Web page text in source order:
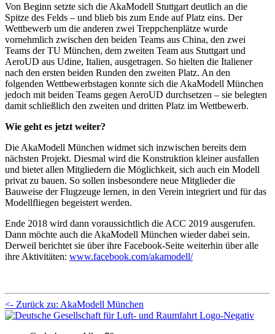
Von Beginn setzte sich die AkaModell Stuttgart deutlich an die
Spitze des Felds – und blieb bis zum Ende auf Platz eins. Der
Wettbewerb um die anderen zwei Treppchenplätze wurde
vornehmlich zwischen den beiden Teams aus China, den zwei
Teams der TU München, dem zweiten Team aus Stuttgart und
AeroUD aus Udine, Italien, ausgetragen. So hielten die Italiener
nach den ersten beiden Runden den zweiten Platz. An den
folgenden Wettbewerbstagen konnte sich die AkaModell München
jedoch mit beiden Teams gegen AeroUD durchsetzen – sie belegten
damit schließlich den zweiten und dritten Platz im Wettbewerb.
Wie geht es jetzt weiter?
Die AkaModell München widmet sich inzwischen bereits dem
nächsten Projekt. Diesmal wird die Konstruktion kleiner ausfallen
und bietet allen Mitgliedern die Möglichkeit, sich auch ein Modell
privat zu bauen. So sollen insbesondere neue Mitglieder die
Bauweise der Flugzeuge lernen, in den Verein integriert und für das
Modellfliegen begeistert werden.
Ende 2018 wird dann voraussichtlich die ACC 2019 ausgerufen.
Dann möchte auch die AkaModell München wieder dabei sein.
Derweil berichtet sie über ihre Facebook-Seite weiterhin über alle
ihre Aktivitäten: www.facebook.com/akamodell/
<- Zurück zu: AkaModell München